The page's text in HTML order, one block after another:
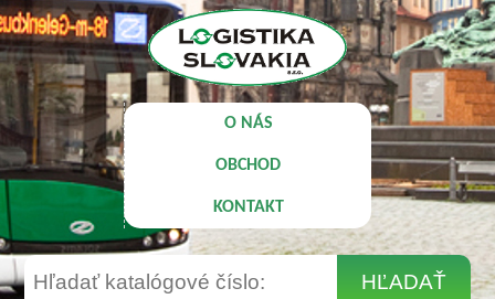
O NÁS
OBCHOD
KONTAKT